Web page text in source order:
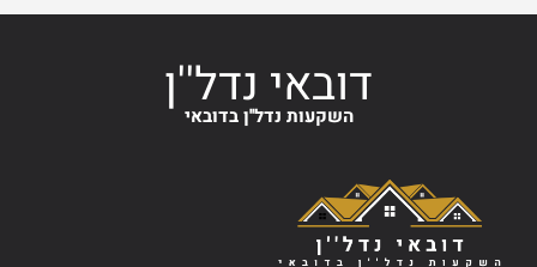
דובאי נדל''ן
השקעות נדל''ן בדובאי